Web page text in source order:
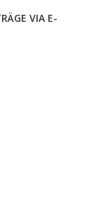
VIA E-